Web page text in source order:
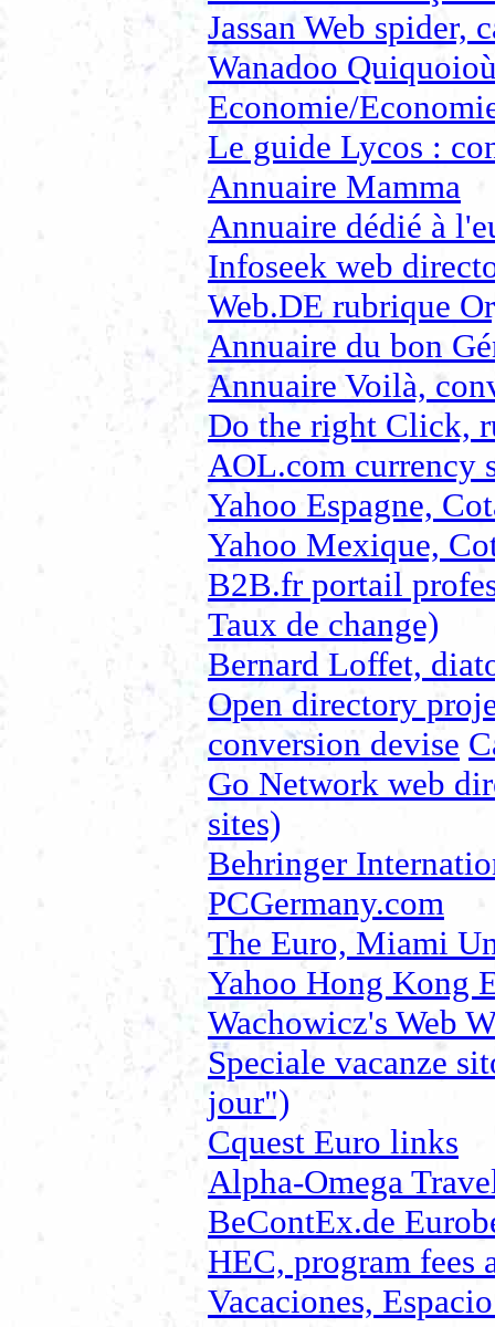
Jassan Web spider,
Wanadoo
Economie/
Le guide Lycos :
Annuaire Mamma
Annuaire dédié à
Infoseek web
Web.DE rubrique
Annuaire du bon
Annuaire Voilà,
Do the right Click,
AOL.com currency
Yahoo Espagne,
Yahoo Mexique,
B2B.fr portail
Taux de change)
Bernard Loffet,
Open directory
conversion devise
Go Network web
sites)
Behringer
PCGermany.com
The Euro, Miami
Yahoo Hong Kong
Wachowicz's Web
Speciale vacanze
jour")
Cquest Euro links
Alpha-Omega
BeContEx.de
HEC, program fees
Vacaciones,